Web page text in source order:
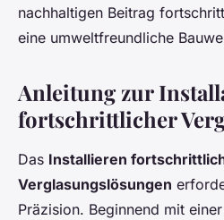
nachhaltigen Beitrag
eine umweltfreundliche
Anleitung zur
fortschrittlicher
Das Installieren
Verglasungslösungen
Präzision. Beginnend mit einer